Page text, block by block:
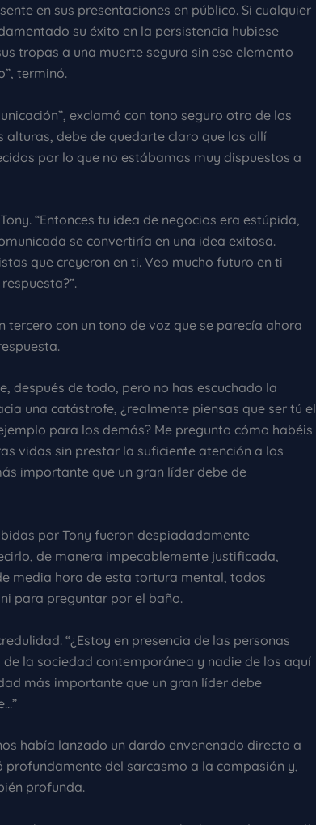
en sus presentaciones en público. Si cualquier
su éxito en la persistencia hubiese
tropas a una muerte segura sin ese elemento
terminó.
exclamó con tono seguro otro de los
alturas, debe de quedarte claro que los allí
por lo que no estábamos muy dispuestos a
“Entonces tu idea de negocios era estúpida,
se convertiría en una idea exitosa.
que creyeron en ti. Veo mucho futuro en ti
tercero con un tono de voz que se parecía ahora
después de todo, pero no has escuchado la
una catástrofe, ¿realmente piensas que ser tú el
para los demás? Me pregunto cómo habéis
vidas sin prestar la suficiente atención a los
importante que un gran líder debe de
por Tony fueron despiadadamente
de manera impecablemente justificada,
media hora de esta tortura mental, todos
para preguntar por el baño.
“¿Estoy en presencia de las personas
la sociedad contemporánea y nadie de los aquí
más importante que un gran líder debe
había lanzado un dardo envenenado directo a
profundamente del sarcasmo a la compasión y,
profunda.